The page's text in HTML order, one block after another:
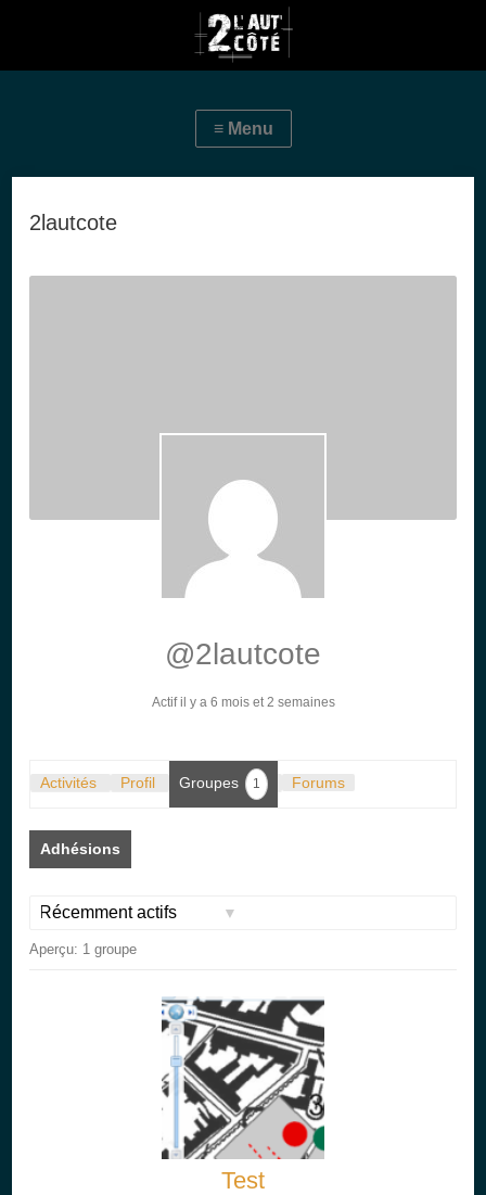
2lautcote
@2lautcote
Actif il y a 6 mois et 2 semaines
Activités Profil Groupes 1 Forums
Adhésions
Trier
Aperçu: 1 groupe
Test